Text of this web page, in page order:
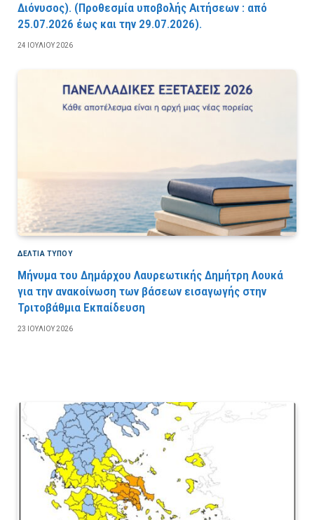
Διόνυσος). (Προθεσμία υποβολής Αιτήσεων : από
25.07.2026 έως και την 29.07.2026).
24 ΙΟΥΛΊΟΥ 2026
ΔΕΛΤΙΑ ΤΥΠΟΥ
Μήνυμα του Δημάρχου Λαυρεωτικής Δημήτρη Λουκά
για την ανακοίνωση των βάσεων εισαγωγής στην
Τριτοβάθμια Εκπαίδευση
23 ΙΟΥΛΊΟΥ 2026